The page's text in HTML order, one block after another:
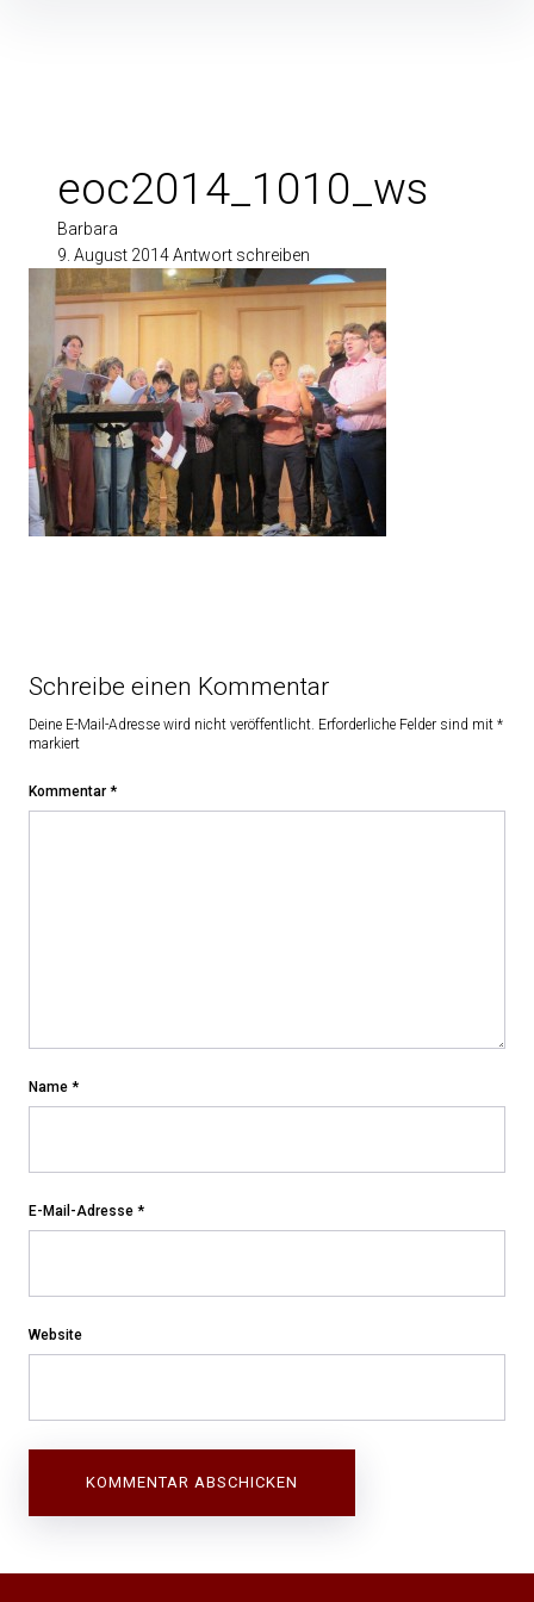
eoc2014_1010_ws
Barbara
9. August 2014Antwort schreiben
Schreibe einen Kommentar
Deine E-Mail-Adresse wird nicht veröffentlicht. Erforderliche Felder sind mit *
markiert
Kommentar *
Name *
E-Mail-Adresse *
Website